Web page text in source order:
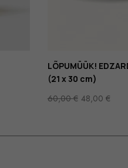
LÕPUMÜÜK!
(21 x 30 cm)
60,00€ 48,00 €